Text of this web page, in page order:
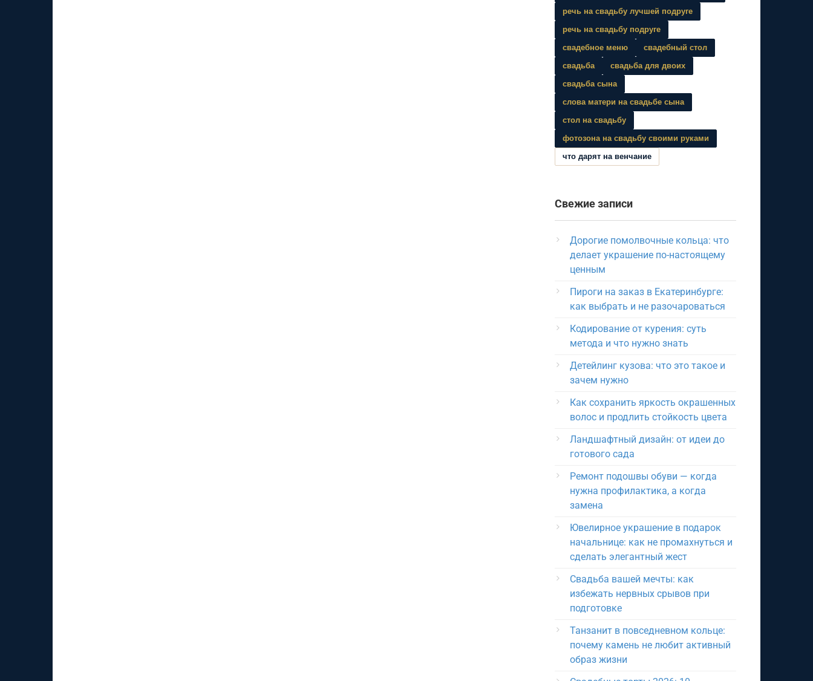
речь на свадьбу лучшей подруге
речь на свадьбу подруге
свадебное меню
свадебный стол
свадьба
свадьба для двоих
свадьба сына
слова матери на свадьбе сына
стол на свадьбу
фотозона на свадьбу своими руками
что дарят на венчание
Свежие записи
Дорогие помолвочные кольца: что
делает украшение по-настоящему
ценным
Пироги на заказ в Екатеринбурге:
как выбрать и не разочароваться
Кодирование от курения: суть
метода и что нужно знать
Детейлинг кузова: что это такое и
зачем нужно
Как сохранить яркость окрашенных
волос и продлить стойкость цвета
Ландшафтный дизайн: от идеи до
готового сада
Ремонт подошвы обуви — когда
нужна профилактика, а когда
замена
Ювелирное украшение в подарок
начальнице: как не промахнуться и
сделать элегантный жест
Свадьба вашей мечты: как
избежать нервных срывов при
подготовке
Танзанит в повседневном кольце:
почему камень не любит активный
образ жизни